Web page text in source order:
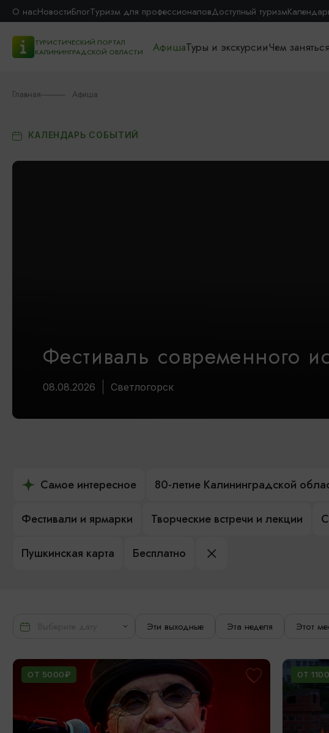
О насНовостиБлогТуризм для профессионаловДоступный туризм
ТУРИСТИЧЕСКИЙ ПОРТАЛ
КАЛИНИНГРАДСКОЙ ОБЛАСТИ
АфишаТуры и экскурсииЧем заняться
Главная Афиша
КАЛЕНДАРЬ СОБЫТИЙ
Фестиваль современного
08.08.2026 Светлогорск
Самое интересное 80-летие Калининградской
Фестивали и ярмарки Творческие встречи и лекции
Пушкинская карта Бесплатно
Эти выходные Эта неделя Этот
ОТ 5000₽ ОТ